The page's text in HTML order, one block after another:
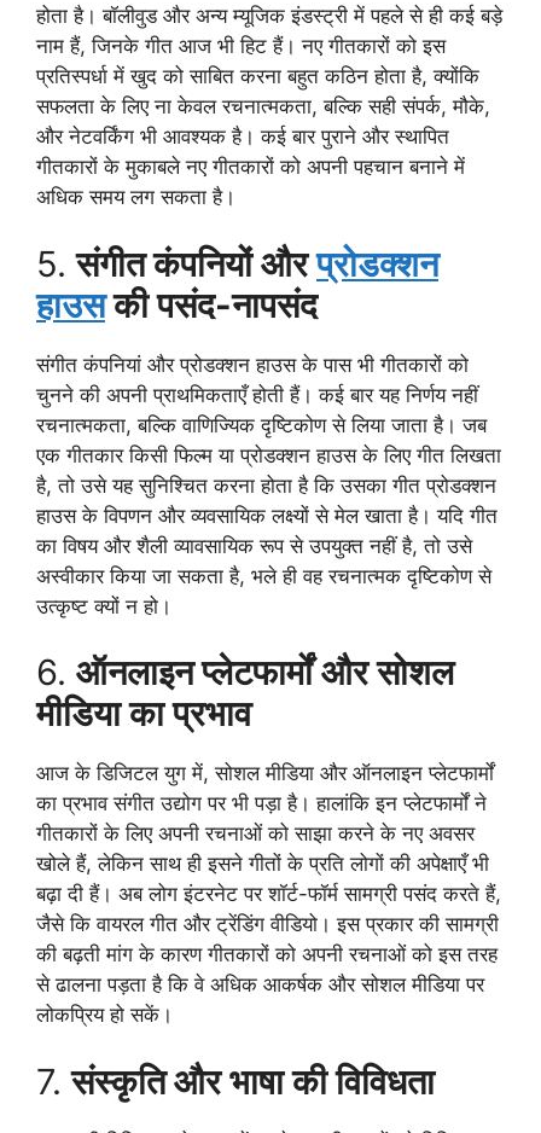
होता है। बॉलीवुड और अन्य म्यूजिक इंडस्ट्री में पहले से ही कई बड़े
नाम हैं, जिनके गीत आज भी हिट हैं। नए गीतकारों को इस
प्रतिस्पर्धा में खुद को साबित करना बहुत कठिन होता है, क्योंकि
सफलता के लिए ना केवल रचनात्मकता, बल्कि सही संपर्क, मौके,
और नेटवर्किंग भी आवश्यक है। कई बार पुराने और स्थापित
गीतकारों के मुकाबले नए गीतकारों को अपनी पहचान बनाने में
अधिक समय लग सकता है।
5.संगीत कंपनियों औरप्रोडक्शन
हाउसकी पसंद-नापसंद
संगीत कंपनियां और प्रोडक्शन हाउस के पास भी गीतकारों को
चुनने की अपनी प्राथमिकताएँ होती हैं। कई बार यह निर्णय नहीं
रचनात्मकता, बल्कि वाणिज्यिक दृष्टिकोण से लिया जाता है। जब
एक गीतकार किसी फिल्म या प्रोडक्शन हाउस के लिए गीत लिखता
है, तो उसे यह सुनिश्चित करना होता है कि उसका गीत प्रोडक्शन
हाउस के विपणन और व्यवसायिक लक्ष्यों से मेल खाता है। यदि गीत
का विषय और शैली व्यावसायिक रूप से उपयुक्त नहीं है, तो उसे
अस्वीकार किया जा सकता है, भले ही वह रचनात्मक दृष्टिकोण से
उत्कृष्ट क्यों न हो।
6. ऑनलाइन प्लेटफार्मों और सोशल
मीडिया का प्रभाव
आज के डिजिटल युग में, सोशल मीडिया और ऑनलाइन प्लेटफार्मों
का प्रभाव संगीत उद्योग पर भी पड़ा है। हालांकि इन प्लेटफार्मों ने
गीतकारों के लिए अपनी रचनाओं को साझा करने के नए अवसर
खोले हैं, लेकिन साथ ही इसने गीतों के प्रति लोगों की अपेक्षाएँ भी
बढ़ा दी हैं। अब लोग इंटरनेट पर शॉर्ट-फॉर्म सामग्री पसंद करते हैं,
जैसे कि वायरल गीत और ट्रेंडिंग वीडियो। इस प्रकार की सामग्री
की बढ़ती मांग के कारण गीतकारों को अपनी रचनाओं को इस तरह
से ढालना पड़ता है कि वे अधिक आकर्षक और सोशल मीडिया पर
लोकप्रिय हो सकें।
7.संस्कृति और भाषा की विविधता